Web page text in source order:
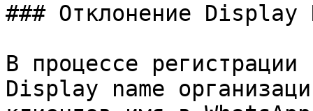
### Отклонение Display
В процессе
Display name